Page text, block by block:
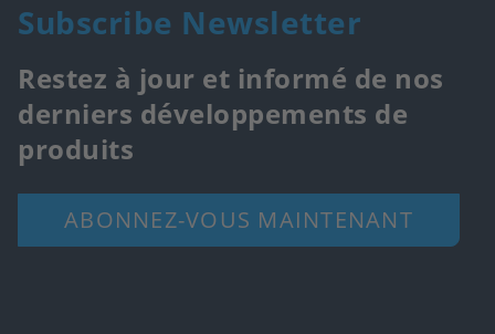
Subscribe Newsletter
Restez à jour et informé de nos
derniers développements de
produits
ABONNEZ-VOUS MAINTENANT